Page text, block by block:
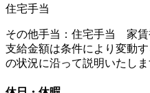
住宅手当
その他手当：住宅手当 家
支給金額は条件により変動
の状況に沿って説明いたしま